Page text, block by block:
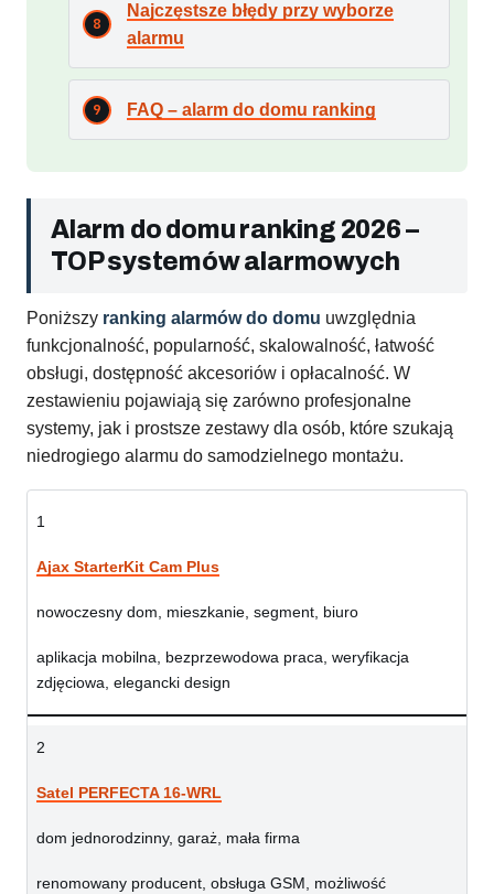
Najczęstsze błędy przy wyborze
alarmu
FAQ – alarm do domu ranking
Alarm do domu ranking 2026 –
TOP systemów alarmowych
Poniższy ranking alarmów do domu uwzględnia
funkcjonalność, popularność, skalowalność, łatwość
obsługi, dostępność akcesoriów i opłacalność. W
zestawieniu pojawiają się zarówno profesjonalne
systemy, jak i prostsze zestawy dla osób, które szukają
niedrogiego alarmu do samodzielnego montażu.
1
Ajax StarterKit Cam Plus
nowoczesny dom, mieszkanie, segment, biuro
aplikacja mobilna, bezprzewodowa praca, weryfikacja
zdjęciowa, elegancki design
2
Satel PERFECTA 16-WRL
dom jednorodzinny, garaż, mała firma
renomowany producent, obsługa GSM, możliwość